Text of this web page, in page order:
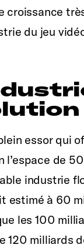
croissance
du jeu
essor qui
de
industrie
à 60
les 100
milliards